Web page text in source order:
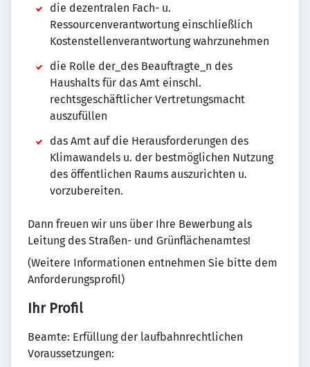
die dezentralen Fach- u.
Ressourcenverantwortung einschließlich
Kostenstellenverantwortung wahrzunehmen
die Rolle der_des Beauftragte_n des
Haushalts für das Amt einschl.
rechtsgeschäftlicher Vertretungsmacht
auszufüllen
das Amt auf die Herausforderungen des
Klimawandels u. der bestmöglichen Nutzung
des öffentlichen Raums auszurichten u.
vorzubereiten.
Dann freuen wir uns über Ihre Bewerbung als
Leitung des Straßen- und Grünflächenamtes!
(Weitere Informationen entnehmen Sie bitte dem
Anforderungsprofil)
Ihr Profil
Beamte: Erfüllung der laufbahnrechtlichen
Voraussetzungen: